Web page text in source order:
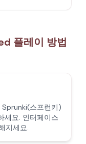
플레이 방법
스프런키)
세요. 인터페이스
지세요.